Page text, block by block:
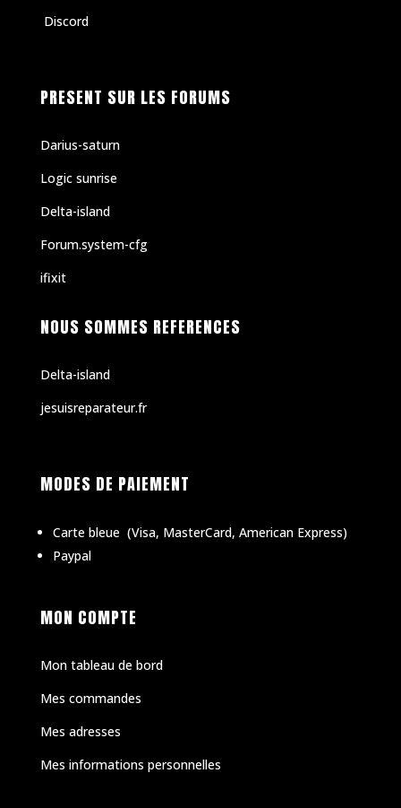
Discord
PRESENT SUR LES FORUMS
Darius-saturn
Logic sunrise
Delta-island
Forum.system-cfg
ifixit
NOUS SOMMES REFERENCES
Delta-island
jesuisreparateur.fr
MODES DE PAIEMENT
Carte bleue (Visa, MasterCard, American Express)
Paypal
MON COMPTE
Mon tableau de bord
Mes commandes
Mes adresses
Mes informations personnelles